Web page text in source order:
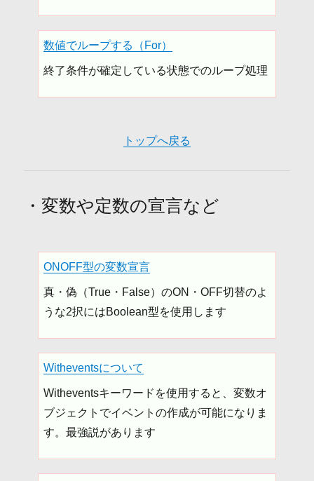
数値でループする（For）
終了条件が確定している状態でのループ処理
トップへ戻る
・変数や定数の宣言など
ONOFF型の変数宣言
真・偽（True・False）のON・OFF切替のよ
うな2択にはBoolean型を使用します
Witheventsについて
Witheventsキーワードを使用すると、変数オ
ブジェクトでイベントの作成が可能になりま
す。最強説があります